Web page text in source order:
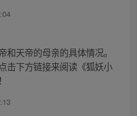
天帝的母亲的具体情况。
击下方链接来阅读《狐妖小